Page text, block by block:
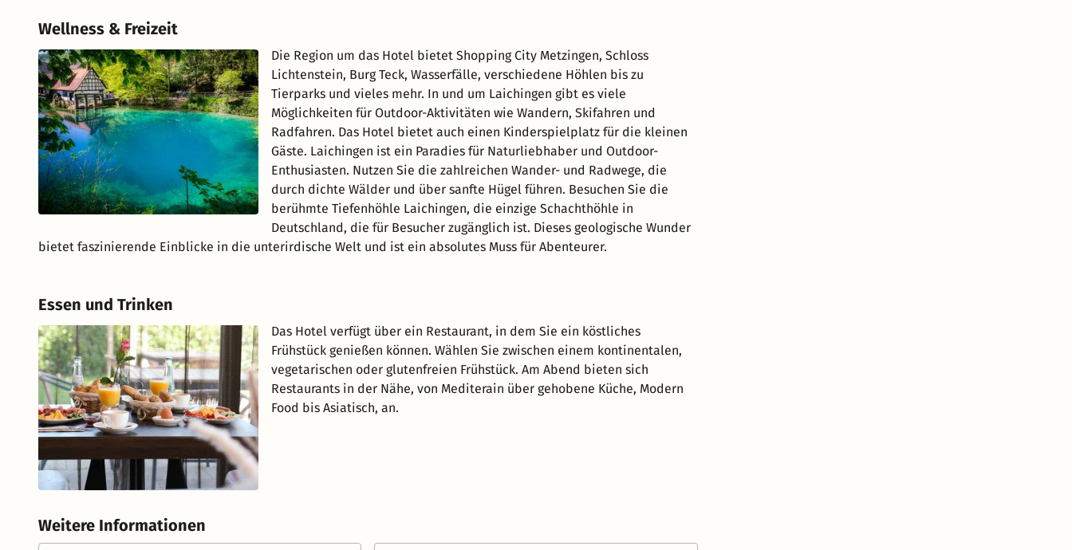
Wellness & Freizeit
Die Region um das Hotel bietet Shopping City Metzingen, Schloss
Lichtenstein, Burg Teck, Wasserfälle, verschiedene Höhlen bis zu
Tierparks und vieles mehr. In und um Laichingen gibt es viele
Möglichkeiten für Outdoor-Aktivitäten wie Wandern, Skifahren und
Radfahren. Das Hotel bietet auch einen Kinderspielplatz für die kleinen
Gäste. Laichingen ist ein Paradies für Naturliebhaber und Outdoor-
Enthusiasten. Nutzen Sie die zahlreichen Wander- und Radwege, die
durch dichte Wälder und über sanfte Hügel führen. Besuchen Sie die
berühmte Tiefenhöhle Laichingen, die einzige Schachthöhle in
Deutschland, die für Besucher zugänglich ist. Dieses geologische Wunder
bietet faszinierende Einblicke in die unterirdische Welt und ist ein absolutes Muss für Abenteurer.
Essen und Trinken
Das Hotel verfügt über ein Restaurant, in dem Sie ein köstliches
Frühstück genießen können. Wählen Sie zwischen einem kontinentalen,
vegetarischen oder glutenfreien Frühstück. Am Abend bieten sich
Restaurants in der Nähe, von Mediterain über gehobene Küche, Modern
Food bis Asiatisch, an.
Weitere Informationen